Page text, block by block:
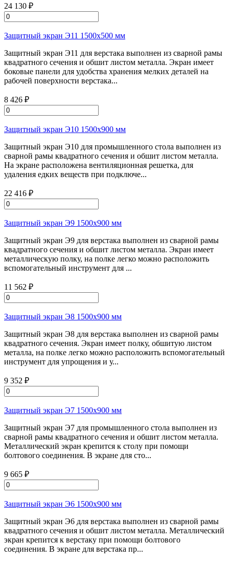
24 130 ₽
Защитный экран Э11 1500х500 мм
Защитный экран Э11 для верстака выполнен из сварной рамы
квадратного сечения и обшит листом металла. Экран имеет
боковые панели для удобства хранения мелких деталей на
рабочей поверхности верстака...
8 426 ₽
Защитный экран Э10 1500х900 мм
Защитный экран Э10 для промышленного стола выполнен из
сварной рамы квадратного сечения и обшит листом металла.
На экране расположена вентиляционная решетка, для
удаления едких веществ при подключе...
22 416 ₽
Защитный экран Э9 1500х900 мм
Защитный экран Э9 для верстака выполнен из сварной рамы
квадратного сечения и обшит листом металла. Экран имеет
металлическую полку, на полке легко можно расположить
вспомогательный инструмент для ...
11 562 ₽
Защитный экран Э8 1500х900 мм
Защитный экран Э8 для верстака выполнен из сварной рамы
квадратного сечения. Экран имеет полку, обшитую листом
металла, на полке легко можно расположить вспомогательный
инструмент для упрощения и у...
9 352 ₽
Защитный экран Э7 1500х900 мм
Защитный экран Э7 для промышленного стола выполнен из
сварной рамы квадратного сечения и обшит листом металла.
Металлический экран крепится к столу при помощи
болтового соединения. В экране для сто...
9 665 ₽
Защитный экран Э6 1500х900 мм
Защитный экран Э6 для верстака выполнен из сварной рамы
квадратного сечения и обшит листом металла. Металлический
экран крепится к верстаку при помощи болтового
соединения. В экране для верстака пр...